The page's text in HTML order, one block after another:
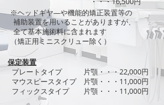
※ヘッドギヤ―や機能的矯正装置等の
補助装置を用いることがありますが、
全て基本施術料に含まれます
（矯正用ミニスクリュー除く）
保定装置
プレートタイプ 片顎・・・22,000円
マウスピースタイプ 片顎・・・11,000円
フィックスタイプ 片顎・・・11,000円